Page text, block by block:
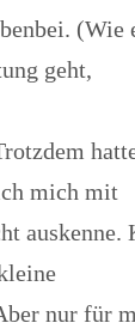
geht,
mich mit
auskenne.
nur für